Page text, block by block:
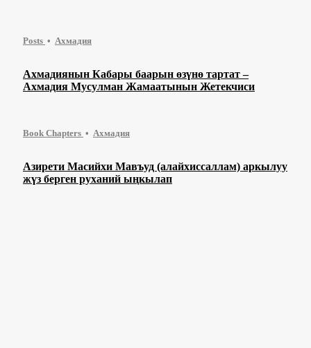
Posts Ахмадия
Ахмадиянын Кабары баарын өзүнө тартат –
Ахмадия Мусулман Жамаатынын Жетекчиси
Book Chapters Ахмадия
Азирети Масийхи Мавъуд (алайхиссаллам) аркылуу
жүз берген руханий ыңкылап